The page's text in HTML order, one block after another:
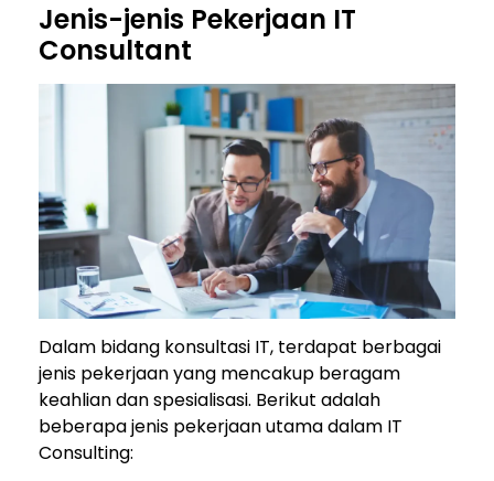
Jenis-jenis Pekerjaan IT
Consultant
Dalam bidang konsultasi IT, terdapat berbagai
jenis pekerjaan yang mencakup beragam
keahlian dan spesialisasi. Berikut adalah
beberapa jenis pekerjaan utama dalam IT
Consulting: